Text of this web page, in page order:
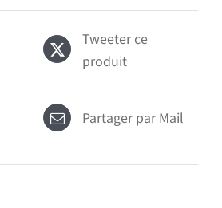
Tweeter ce
produit
Partager par Mail